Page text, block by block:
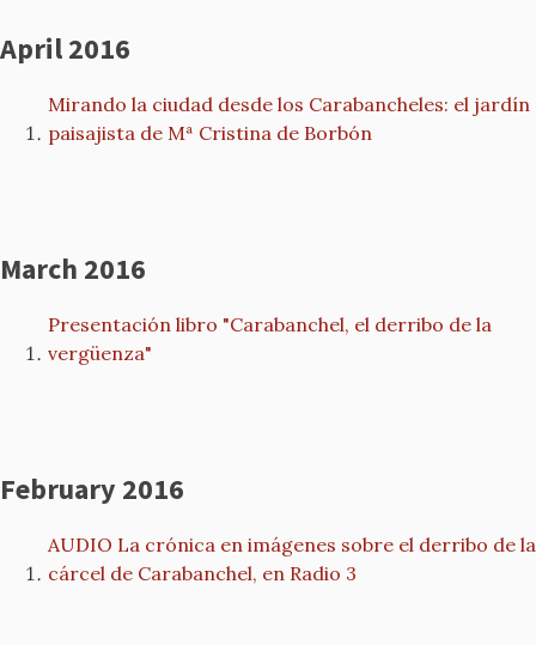
April 2016
Mirando la ciudad desde los Carabancheles: el jardín
paisajista de Mª Cristina de Borbón
March 2016
Presentación libro "Carabanchel, el derribo de la
vergüenza"
February 2016
AUDIO La crónica en imágenes sobre el derribo de la
cárcel de Carabanchel, en Radio 3